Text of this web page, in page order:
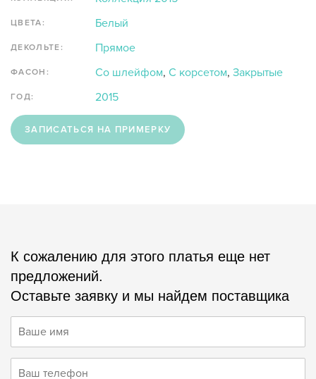
ЦВЕТА: Белый
ДЕКОЛЬТЕ: Прямое
ФАСОН: Со шлейфом, С корсетом, Закрытые
ГОД: 2015
ЗАПИСАТЬСЯ НА ПРИМЕРКУ
К сожалению для этого платья еще нет
предложений.
Оставьте заявку и мы найдем поставщика